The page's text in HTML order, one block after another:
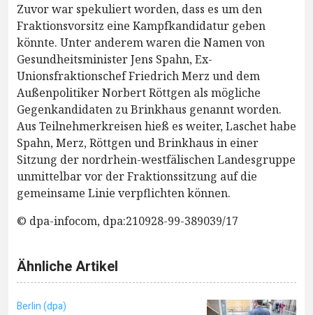
Zuvor war spekuliert worden, dass es um den
Fraktionsvorsitz eine Kampfkandidatur geben
könnte. Unter anderem waren die Namen von
Gesundheitsminister Jens Spahn, Ex-
Unionsfraktionschef Friedrich Merz und dem
Außenpolitiker Norbert Röttgen als mögliche
Gegenkandidaten zu Brinkhaus genannt worden.
Aus Teilnehmerkreisen hieß es weiter, Laschet habe
Spahn, Merz, Röttgen und Brinkhaus in einer
Sitzung der nordrhein-westfälischen Landesgruppe
unmittelbar vor der Fraktionssitzung auf die
gemeinsame Linie verpflichten können.
© dpa-infocom, dpa:210928-99-389039/17
Ähnliche Artikel
Berlin (dpa)